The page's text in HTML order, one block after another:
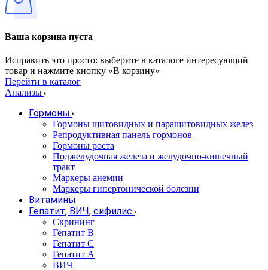
Ваша корзина пуста
Исправить это просто: выберите в каталоге интересующий
товар и нажмите кнопку «В корзину»
Перейти в каталог
Анализы
Гормоны
Гормоны щитовидных и паращитовидных желез
Репродуктивная панель гормонов
Гормоны роста
Поджелудочная железа и желудочно-кишечный
тракт
Маркеры анемии
Маркеры гипертонической болезни
Витамины
Гепатит, ВИЧ, сифилис
Скрининг
Гепатит В
Гепатит С
Гепатит А
ВИЧ